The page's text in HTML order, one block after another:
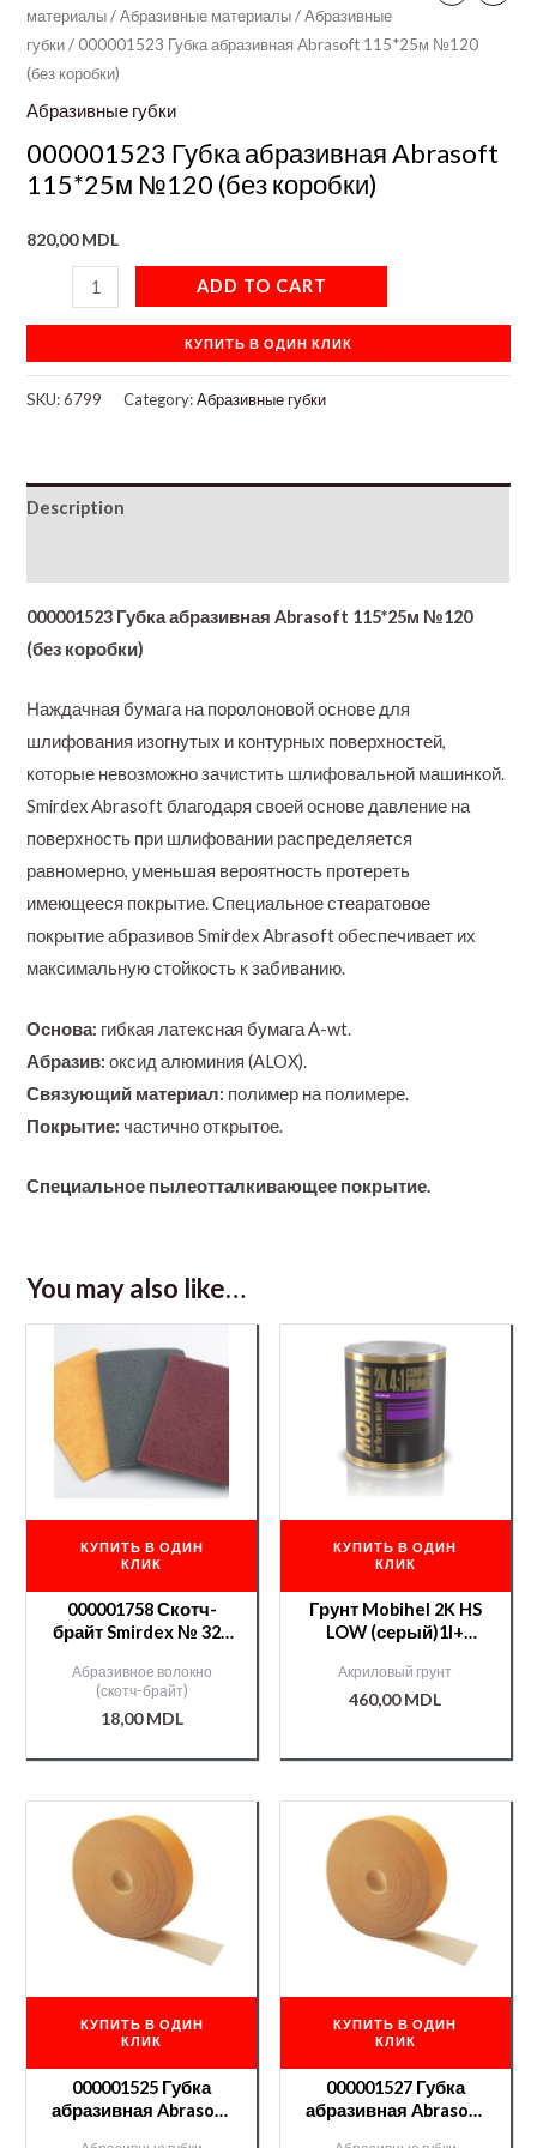
материалы/Абразивные материалы/Абразивные
губки/ 000001523 Губка абразивная Abrasoft 115*25м №120
(без коробки)
Абразивные губки
000001523 Губка абразивная Abrasoft
115*25м №120 (без коробки)
820,00MDL
ADD TO CART
КУПИТЬ В ОДИН КЛИК
SKU:6799 Category:Абразивные губки
Description
000001523 Губка абразивная Abrasoft 115*25м №120
(без коробки)
Наждачная бумага на поролоновой основе для
шлифования изогнутых и контурных поверхностей,
которые невозможно зачистить шлифовальной машинкой.
Smirdex Abrasoft благодаря своей основе давление на
поверхность при шлифовании распределяется
равномерно, уменьшая вероятность протереть
имеющееся покрытие. Специальное стеаратовое
покрытие абразивов Smirdex Abrasoft обеспечивает их
максимальную стойкость к забиванию.
Основа: гибкая латексная бумага А-wt.
Абразив:оксид алюминия (ALOX).
Связующий материал: полимер на полимере.
Покрытие: частично открытое.
Специальное пылеотталкивающее покрытие.
You may also like…
КУПИТЬ В ОДИН
КЛИК
000001758 Скотч-
брайт Smirdex № 320
Абразивное волокно
(скотч-брайт)
18,00MDL
КУПИТЬ В ОДИН
КЛИК
Грунт Mobihel 2K HS
LOW (серый)1l+
0,25л.
Акриловый грунт
460,00MDL
КУПИТЬ В ОДИН
КЛИК
000001525 Губка
абразивная Abrasoft
КУПИТЬ В ОДИН
КЛИК
000001527 Губка
абразивная Abrasoft